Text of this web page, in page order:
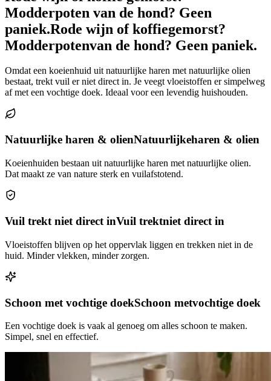
Modderpoten van de hond? Geen
paniek.Rode wijn of koffiegemorst?
Modderpotenvan de hond? Geen paniek.
Omdat een koeienhuid uit natuurlijke haren met natuurlijke olien
bestaat, trekt vuil er niet direct in. Je veegt vloeistoffen er simpelweg
af met een vochtige doek. Ideaal voor een levendig huishouden.
Natuurlijke haren & olienNatuurlijkeharen & olien
Koeienhuiden bestaan uit natuurlijke haren met natuurlijke olien.
Dat maakt ze van nature sterk en vuilafstotend.
Vuil trekt niet direct inVuil trektniet direct in
Vloeistoffen blijven op het oppervlak liggen en trekken niet in de
huid. Minder vlekken, minder zorgen.
Schoon met vochtige doekSchoon metvochtige doek
Een vochtige doek is vaak al genoeg om alles schoon te maken.
Simpel, snel en effectief.